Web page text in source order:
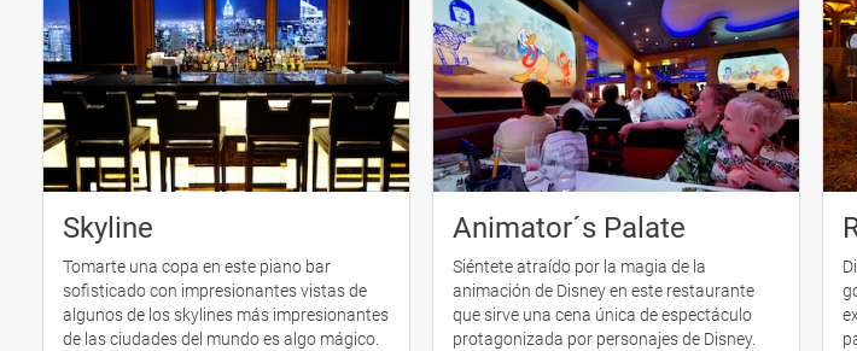
Skyline
Tomarte una copa en este piano bar
sofisticado con impresionantes vistas de
algunos de los skylines más impresionantes
de las ciudades del mundo es algo mágico.
Animator´s Palate
Siéntete atraído por la magia de la
animación de Disney en este restaurante
que sirve una cena única de espectáculo
protagonizada por personajes de Disney.